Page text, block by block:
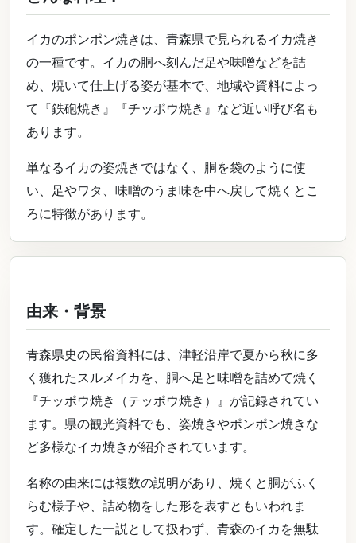
イカのポンポン焼きは、青森県で見られるイカ焼き
の一種です。イカの胴へ刻んだ足や味噌などを詰
め、焼いて仕上げる姿が基本で、地域や資料によっ
て『鉄砲焼き』『チッポウ焼き』など近い呼び名も
あります。
単なるイカの姿焼きではなく、胴を袋のように使
い、足やワタ、味噌のうま味を中へ戻して焼くとこ
ろに特徴があります。
由来・背景
青森県史の民俗資料には、津軽沿岸で夏から秋に多
く獲れたスルメイカを、胴へ足と味噌を詰めて焼く
『チッポウ焼き（テッポウ焼き）』が記録されてい
ます。県の観光資料でも、姿焼きやポンポン焼きな
ど多様なイカ焼きが紹介されています。
名称の由来には複数の説明があり、焼くと胴がふく
らむ様子や、詰め物をした形を表すともいわれま
す。確定した一説として扱わず、青森のイカを無駄